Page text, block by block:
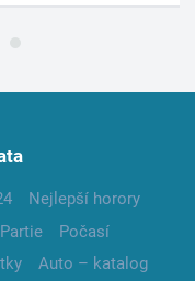
Nejlepší horory
Partie
Počasí
Auto – katalog